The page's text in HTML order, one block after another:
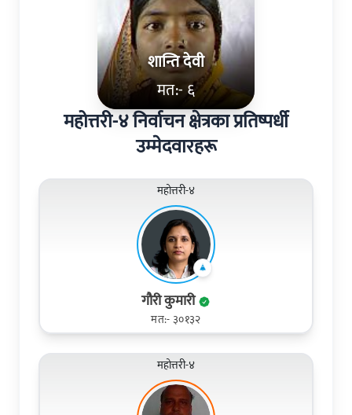
शान्ति देवी
मत:- ६
महोत्तरी-४ निर्वाचन क्षेत्रका प्रतिष्पर्धी
उम्मेदवारहरू
महोत्तरी-४
गौरी कुमारी
मत:- ३०१३२
महोत्तरी-४